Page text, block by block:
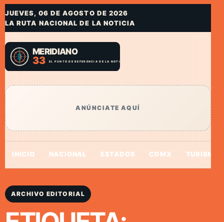
JUEVES, 06 DE AGOSTO DE 2026
LA RUTA NACIONAL DE LA NOTICIA
ANÚNCIATE AQUÍ
INICIO NACIONAL ESTADOS CDMX TURISMO
ARCHIVO EDITORIAL